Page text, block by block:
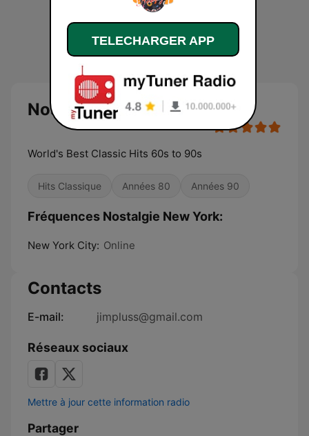
Nostalgie New York
World's Best Classic Hits 60s to 90s
Hits Classique Années 80 Années 90
Fréquences Nostalgie New York:
New York City: Online
Contacts
E-mail: jimpluss@gmail.com
Réseaux sociaux
Mettre à jour cette information radio
Partager
TELECHARGER APP